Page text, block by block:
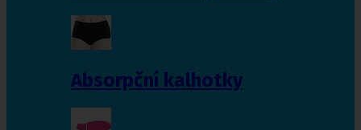
Absorpční kalhotky